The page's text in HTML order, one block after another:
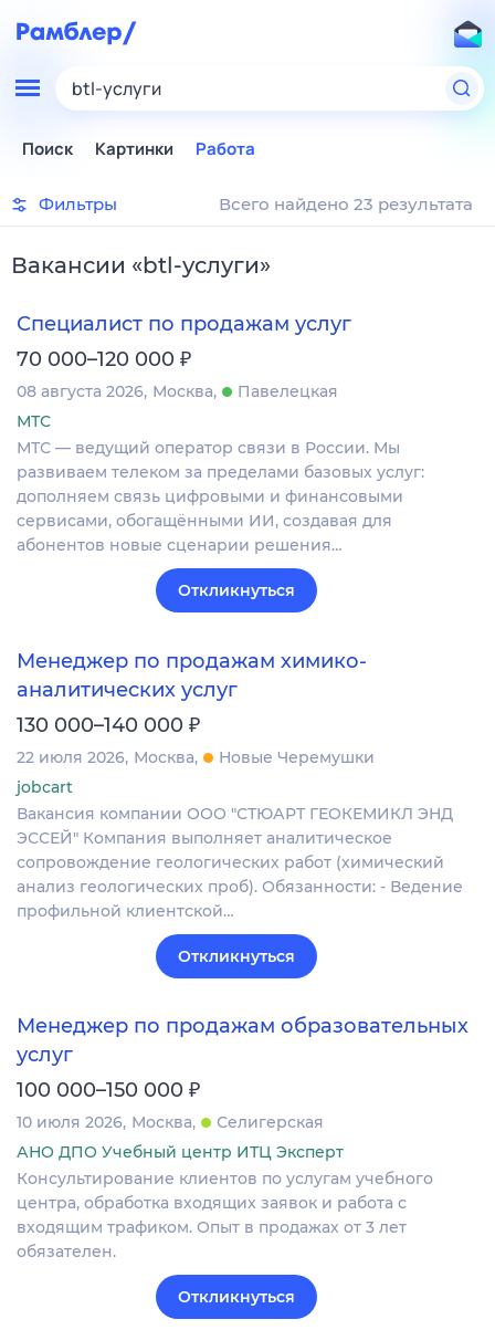
btl-услуги
Поиск Картинки Работа
Фильтры Всего найдено 23 результата
Вакансии «btl-услуги»
Специалист по продажам услуг
70 000–120 000 ₽
08 августа 2026 Москва
Павелецкая
МТС
МТС — ведущий оператор связи в России. Мы
развиваем телеком за пределами базовых услуг:
дополняем связь цифровыми и финансовыми
сервисами, обогащёнными ИИ, создавая для
абонентов новые сценарии решения…
Откликнуться
Менеджер по продажам химико-
аналитических услуг
130 000–140 000 ₽
22 июля 2026 Москва
Новые Черемушки
jobcart
Вакансия компании ООО "СТЮАРТ ГЕОКЕМИКЛ ЭНД
ЭССЕЙ" Компания выполняет аналитическое
сопровождение геологических работ (химический
анализ геологических проб). Обязанности: - Ведение
профильной клиентской…
Откликнуться
Менеджер по продажам образовательных
услуг
100 000–150 000 ₽
10 июля 2026 Москва
Селигерская
АНО ДПО Учебный центр ИТЦ Эксперт
Консультирование клиентов по услугам учебного
центра, обработка входящих заявок и работа с
входящим трафиком. Опыт в продажах от 3 лет
обязателен.
Откликнуться